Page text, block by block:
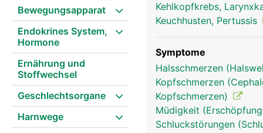
Bewegungsapparat
Endokrines System,
Hormone
Ernährung und
Stoffwechsel
Geschlechtsorgane
Harnwege
Kehlkopfkrebs,
Keuchhusten, Pertussis
Symptome
Halsschmerzen
Kopfschmerzen
Kopfschmerzen)
Müdigkeit
Schluckstörungen